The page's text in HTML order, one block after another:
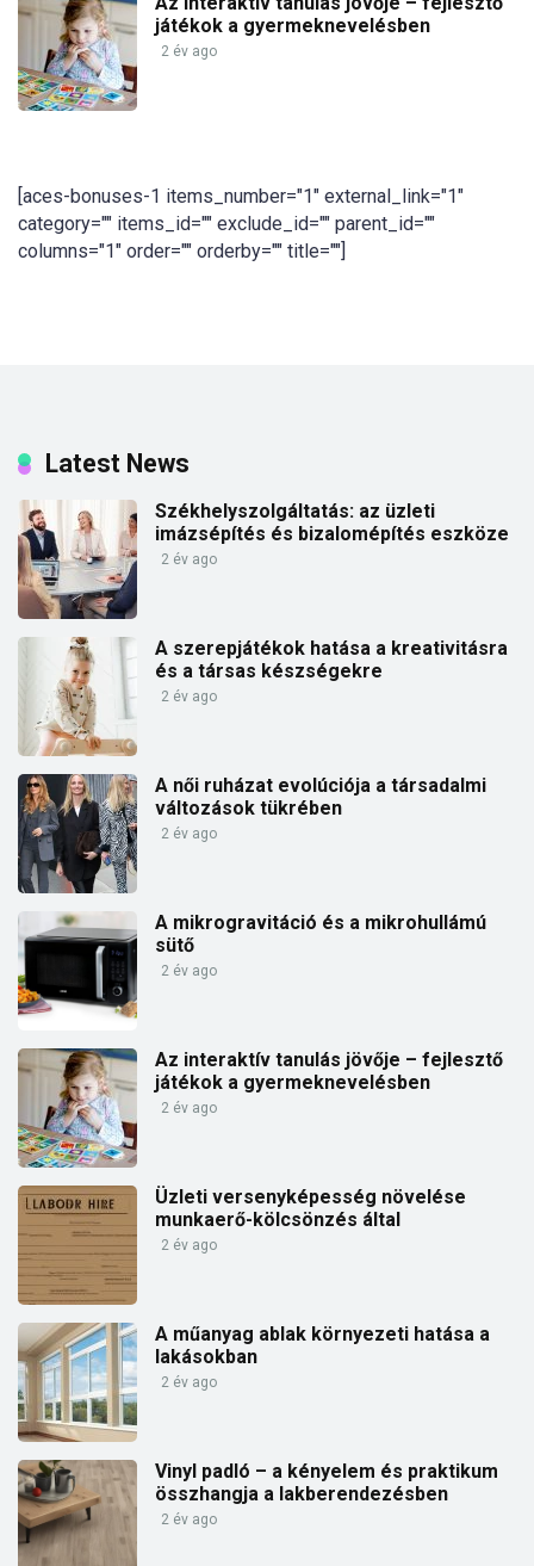
játékok a gyermeknevelésben
2 év ago
[aces-bonuses-1 items_number="1" external_link="1"
category="" items_id="" exclude_id="" parent_id=""
columns="1" order="" orderby="" title=""]
Latest News
Székhelyszolgáltatás: az üzleti
imázsépítés és bizalomépítés eszköze
2 év ago
A szerepjátékok hatása a kreativitásra
és a társas készségekre
2 év ago
A női ruházat evolúciója a társadalmi
változások tükrében
2 év ago
A mikrogravitáció és a mikrohullámú
sütő
2 év ago
Az interaktív tanulás jövője – fejlesztő
játékok a gyermeknevelésben
2 év ago
Üzleti versenyképesség növelése
munkaerő-kölcsönzés által
2 év ago
A műanyag ablak környezeti hatása a
lakásokban
2 év ago
Vinyl padló – a kényelem és praktikum
összhangja a lakberendezésben
2 év ago